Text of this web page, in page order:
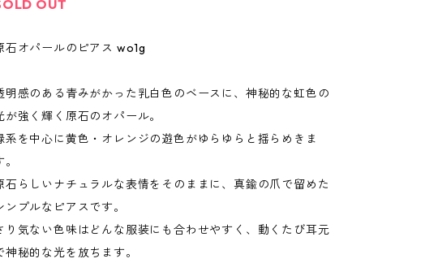
OUT
石オパールのピアス wo1g
明感のある青みがかった乳白色のベースに、神秘的な虹色の
が強く輝く原石のオパール。
系を中心に黄色・オレンジの遊色がゆらゆらと揺らめきま
石らしいナチュラルな表情をそのままに、真鍮の爪で留めた
ンプルなピアスです。
り気ない色味はどんな服装にも合わせやすく、動くたび耳元
神秘的な光を放ちます。